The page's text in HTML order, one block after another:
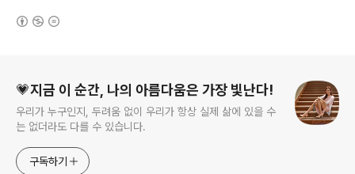
💗지금 이 순간, 나의 아름다움은 가장 빛난다!
우리가 누구인지, 두려움 없이 우리가 항상 실제 삶에 있을 수
는 없더라도 다를 수 있습니다.
구독하기